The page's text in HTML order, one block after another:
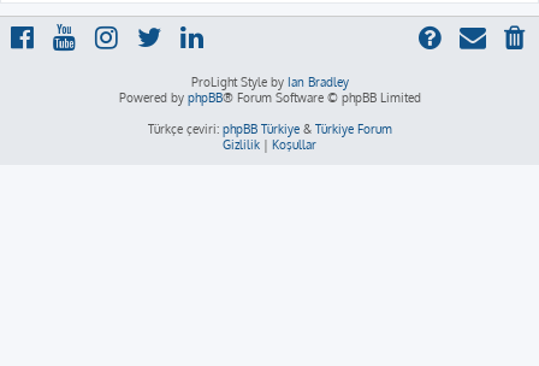
ProLight Style by Ian Bradley
Powered by phpBB® Forum Software © phpBB Limited
Türkçe çeviri: phpBB Türkiye& Türkiye Forum
Gizlilik | Koşullar